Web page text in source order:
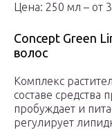
Цена: 250 мл – от
Concept Green
волос
Комплекс
составе средства
пробуждает и
регулирует